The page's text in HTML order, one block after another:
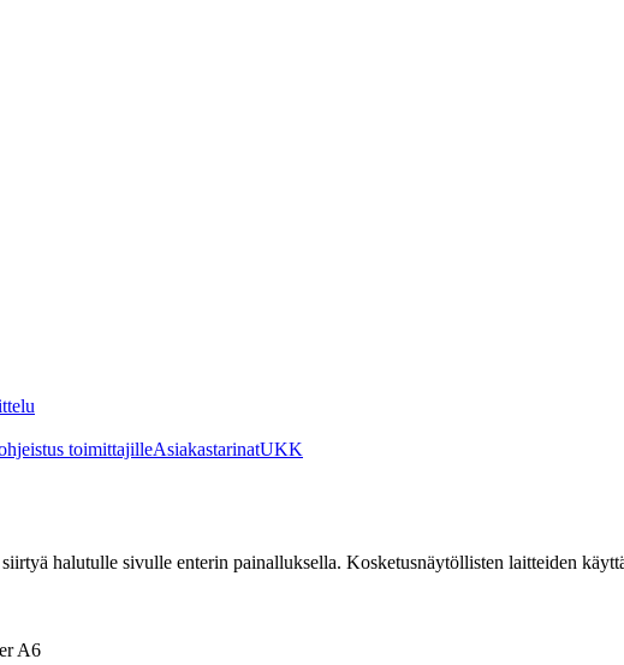
toimittajilleAsiakastarinatUKK
halutulle sivulle enterin painalluksella. Kosketusnäytöllisten laitteiden
A6